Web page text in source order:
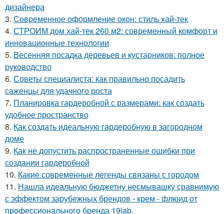
дизайнера
3. Современное оформление окон: стиль хай-тек
4. СТРОИМ дом хай-тек 260 м2: современный комфорт и
инновационные технологии
5. Весенняя посадка деревьев и кустарников: полное
руководство
6. Советы специалиста: как правильно посадить
саженцы для удачного роста
7. Планировка гардеробной с размерами: как создать
удобное пространство
8. Как создать идеальную гардеробную в загородном
доме
9. Как не допустить распространенные ошибки при
создании гардеробной
10. Какие современные легенды связаны с городом
11. Нашла идеальную бюджетну несмывашку сравнимую
с эффектом зарубежных брендов - крем - флюид от
профессионального бренда 19lab.